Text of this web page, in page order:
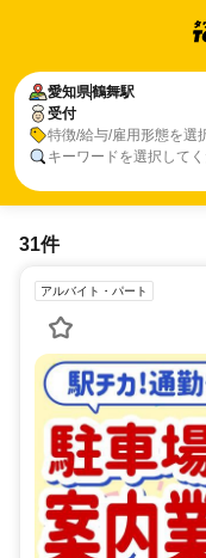
愛知県鶴舞駅
受付
特徴/給与/雇用形態を選
キーワードを選択して
31件
アルバイト・パート